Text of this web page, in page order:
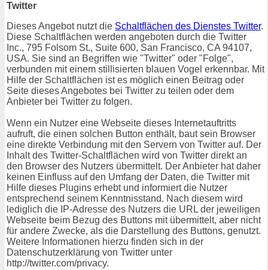
Twitter
Dieses Angebot nutzt die Schaltflächen des Dienstes Twitter.
Diese Schaltflächen werden angeboten durch die Twitter
Inc., 795 Folsom St., Suite 600, San Francisco, CA 94107,
USA. Sie sind an Begriffen wie "Twitter" oder "Folge",
verbunden mit einem stillisierten blauen Vogel erkennbar. Mit
Hilfe der Schaltflächen ist es möglich einen Beitrag oder
Seite dieses Angebotes bei Twitter zu teilen oder dem
Anbieter bei Twitter zu folgen.
Wenn ein Nutzer eine Webseite dieses Internetauftritts
aufruft, die einen solchen Button enthält, baut sein Browser
eine direkte Verbindung mit den Servern von Twitter auf. Der
Inhalt des Twitter-Schaltflächen wird von Twitter direkt an
den Browser des Nutzers übermittelt. Der Anbieter hat daher
keinen Einfluss auf den Umfang der Daten, die Twitter mit
Hilfe dieses Plugins erhebt und informiert die Nutzer
entsprechend seinem Kenntnisstand. Nach diesem wird
lediglich die IP-Adresse des Nutzers die URL der jeweiligen
Webseite beim Bezug des Buttons mit übermittelt, aber nicht
für andere Zwecke, als die Darstellung des Buttons, genutzt.
Weitere Informationen hierzu finden sich in der
Datenschutzerklärung von Twitter unter
http://twitter.com/privacy.